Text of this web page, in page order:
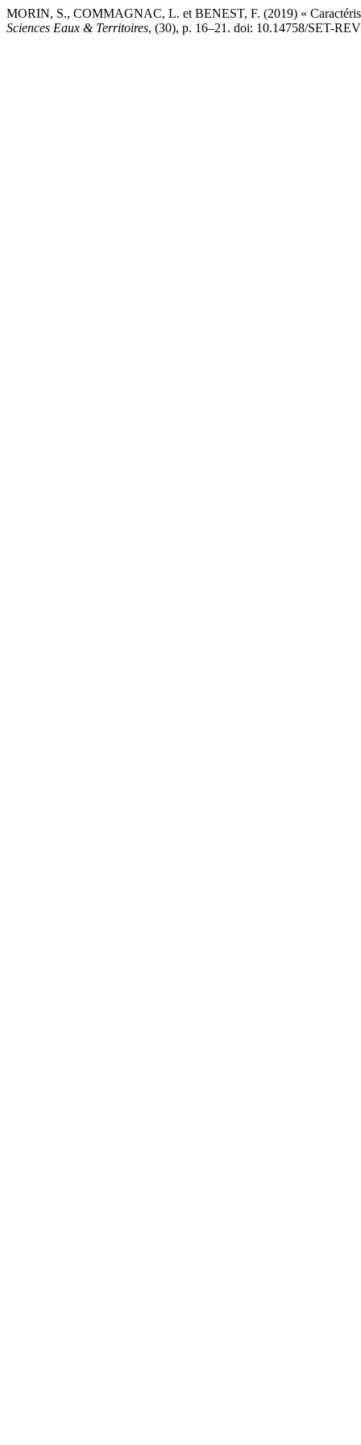
MORIN, S., COMMAGNAC, L. et BENEST, F. (2019) «
Sciences Eaux & Territoires, (30), p. 16–21. doi: 10.14758/SET-